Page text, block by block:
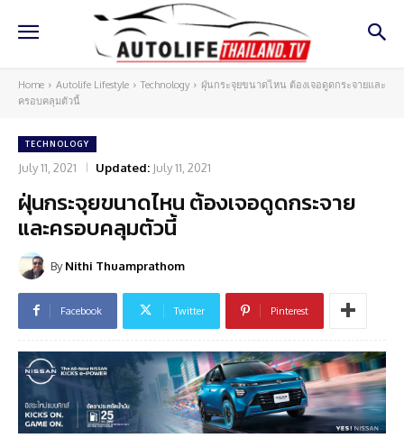
Home Autolife Lifestyle Technology
ฝุ่นกระจุยขนาดไหน ต้องเจอดูดกระจายและ
ครอบคลุมตัวนี้
TECHNOLOGY
July 11, 2021 Updated: July 11, 2021
ฝุ่นกระจุยขนาดไหน ต้องเจอดูดกระจาย
และครอบคลุมตัวนี้
By Nithi Thuamprathom
Facebook Twitter Pinterest